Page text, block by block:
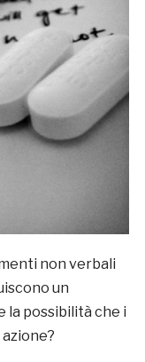
non verbali
un
la possibilità che i